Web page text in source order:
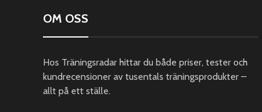
OM OSS
Hos Träningsradar hittar du både priser, tester och
kundrecensioner av tusentals träningsprodukter –
allt på ett ställe.